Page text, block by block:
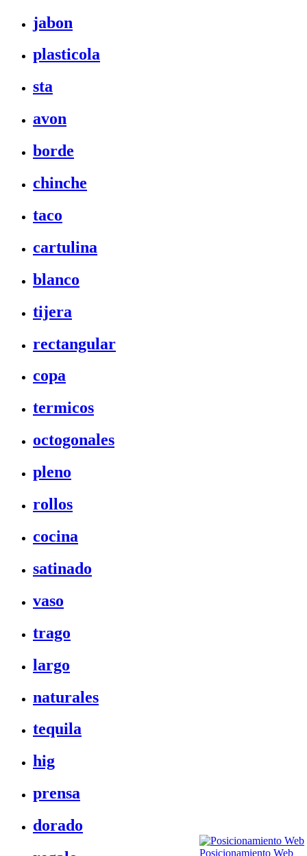
jabon
plasticola
sta
avon
borde
chinche
taco
cartulina
blanco
tijera
rectangular
copa
termicos
octogonales
pleno
rollos
cocina
satinado
vaso
trago
largo
naturales
tequila
hig
prensa
dorado
Posicionamiento Web